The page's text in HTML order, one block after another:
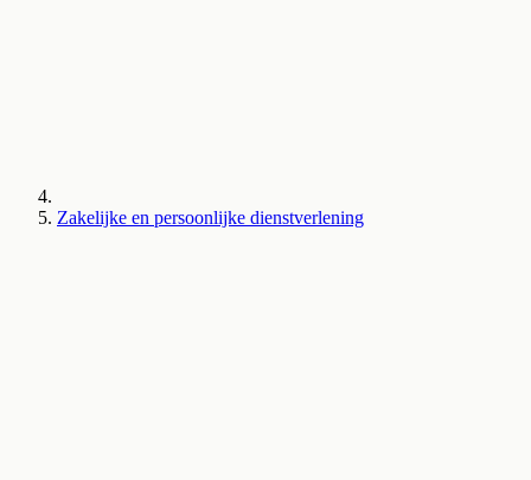
Zakelijke en persoonlijke dienstverlening